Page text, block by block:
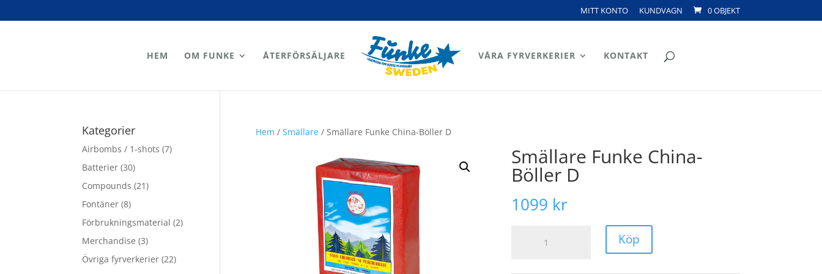
MITT KONTO KUNDVAGN 0 OBJEKT
HEM OM FUNKE ÅTERFÖRSÄLJARE VÅRA FYRVERKERIER KONTAKT
Hem / Smällare/ Smällare Funke China-Böller D
Smällare Funke China-
Böller D
1099 kr
Köp
Kategorier
Airbombs / 1-shots (7)
Batterier (30)
Compounds (21)
Fontäner (8)
Förbrukningsmaterial (2)
Merchandise (3)
Övriga fyrverkerier (22)